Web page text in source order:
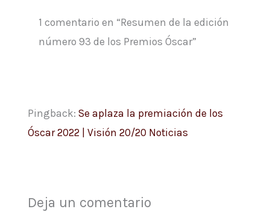
1 comentario en “Resumen de la edición
número 93 de los Premios Óscar”
Pingback:Se aplaza la premiación de los
Óscar 2022 | Visión 20/20 Noticias
Deja un comentario